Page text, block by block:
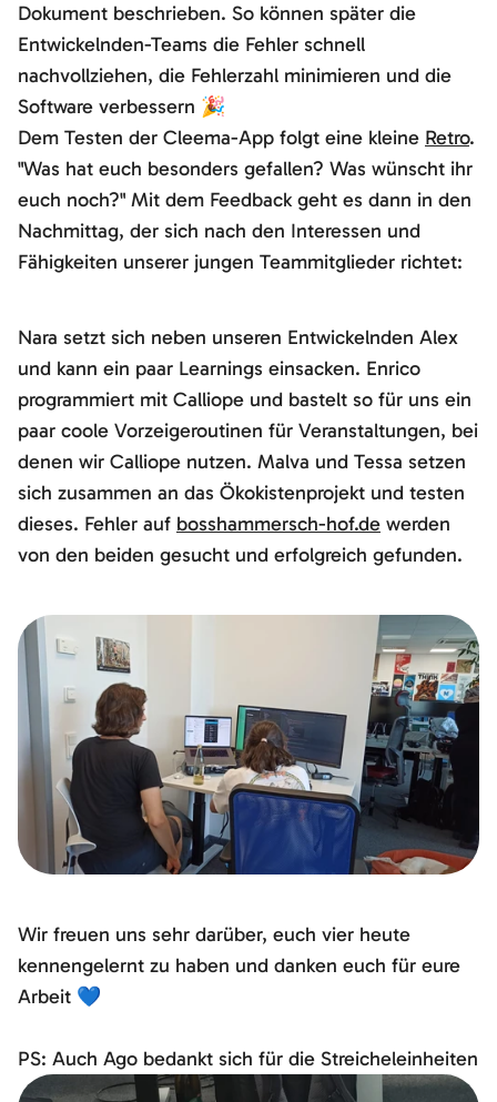
Dokument beschrieben. So können später die
Entwickelnden-Teams die Fehler schnell
nachvollziehen, die Fehlerzahl minimieren und die
Software verbessern 🎉
Dem Testen der Cleema-App folgt eine kleine Retro.
"Was hat euch besonders gefallen? Was wünscht ihr
euch noch?" Mit dem Feedback geht es dann in den
Nachmittag, der sich nach den Interessen und
Fähigkeiten unserer jungen Teammitglieder richtet:
Nara setzt sich neben unseren Entwickelnden Alex
und kann ein paar Learnings einsacken. Enrico
programmiert mit Calliope und bastelt so für uns ein
paar coole Vorzeigeroutinen für Veranstaltungen, bei
denen wir Calliope nutzen. Malva und Tessa setzen
sich zusammen an das Ökokistenprojekt und testen
dieses. Fehler auf bosshammersch-hof.de werden
von den beiden gesucht und erfolgreich gefunden.
Wir freuen uns sehr darüber, euch vier heute
kennengelernt zu haben und danken euch für eure
Arbeit 💙
PS: Auch Ago bedankt sich für die Streicheleinheiten